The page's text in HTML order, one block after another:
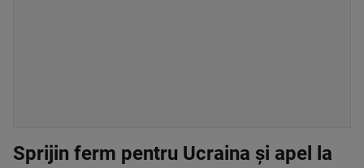
Sprijin ferm pentru Ucraina și apel la